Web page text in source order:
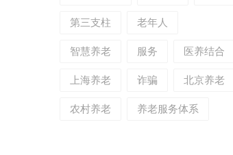
第三支柱 老年人
智慧养老 服务 医养结合
上海养老 诈骗 北京养老
农村养老 养老服务体系